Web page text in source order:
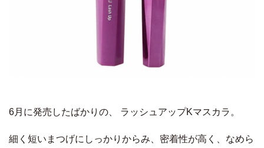
6月に発売したばかりの、 ラッシュアップKマスカラ。
細く短いまつげにしっかりからみ、密着性が高く、なめら